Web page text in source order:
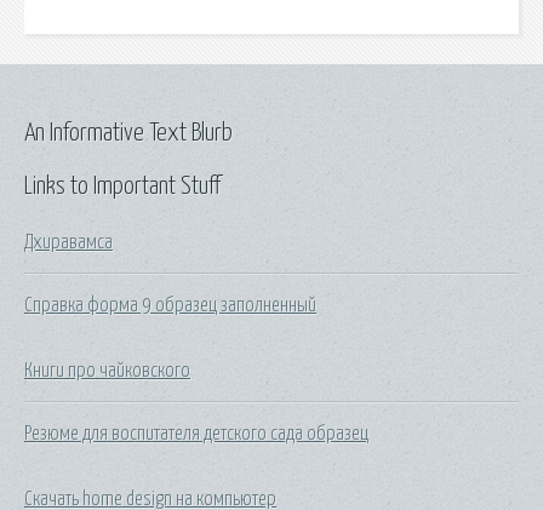
Links to Important Stuff
Дхиравамса
Справка форма 9 образец заполненный
Книги про чайковского
Резюме для воспитателя детского сада образец
Скачать home design на компьютер
An Informative Text Blurb